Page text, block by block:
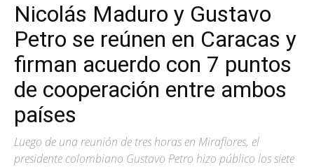
Nicolás Maduro y Gustavo
Petro se reúnen en Caracas y
firman acuerdo con 7 puntos
de cooperación entre ambos
países
Luego de una reunión de tres horas en Miraflores, el
presidente colombiano Gustavo Petro hizo público los siete